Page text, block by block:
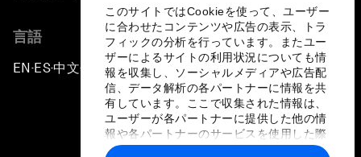
このサイトではCookieを使って、ユーザー
に合わせたコンテンツや広告の表示、トラ
フィックの分析を行っています。またユー
ザーによるサイトの利用状況についても情
報を収集し、ソーシャルメディアや広告配
信、データ解析の各パートナーに情報を共
有しています。ここで収集された情報は、
ユーザーが各パートナーに提供した他の情
報や各パートナーのサービスを使用した際
に収集された情報と組み合わされ、各パー
言語
EN ▪ES▪中文▪ 日本語